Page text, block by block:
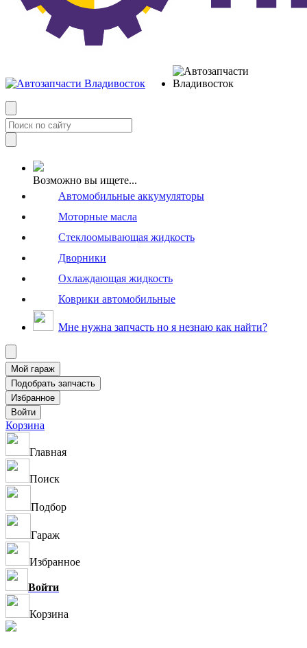
Возможно вы ищете...
Автомобильные аккумуляторы
Моторные масла
Стеклоомывающая жидкость
Дворники
Охлаждающая жидкость
Коврики автомобильные
Мне нужна запчасть но я незнаю как найти?
Корзина
Главная
Поиск
Подбор
Гараж
Избранное
Войти
Корзина